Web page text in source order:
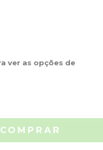
ver as opções de
COMPRAR